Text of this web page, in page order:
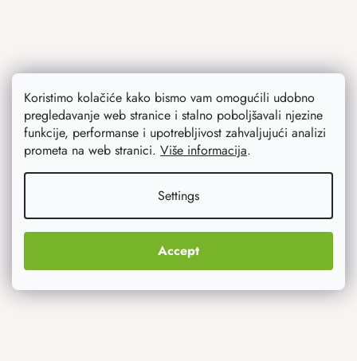
Koristimo kolačiće kako bismo vam omogućili udobno
pregledavanje web stranice i stalno poboljšavali njezine
funkcije, performanse i upotrebljivost zahvaljujući analizi
prometa na web stranici. Više informacija.
Settings
Accept
Ono što vas najviše zanima